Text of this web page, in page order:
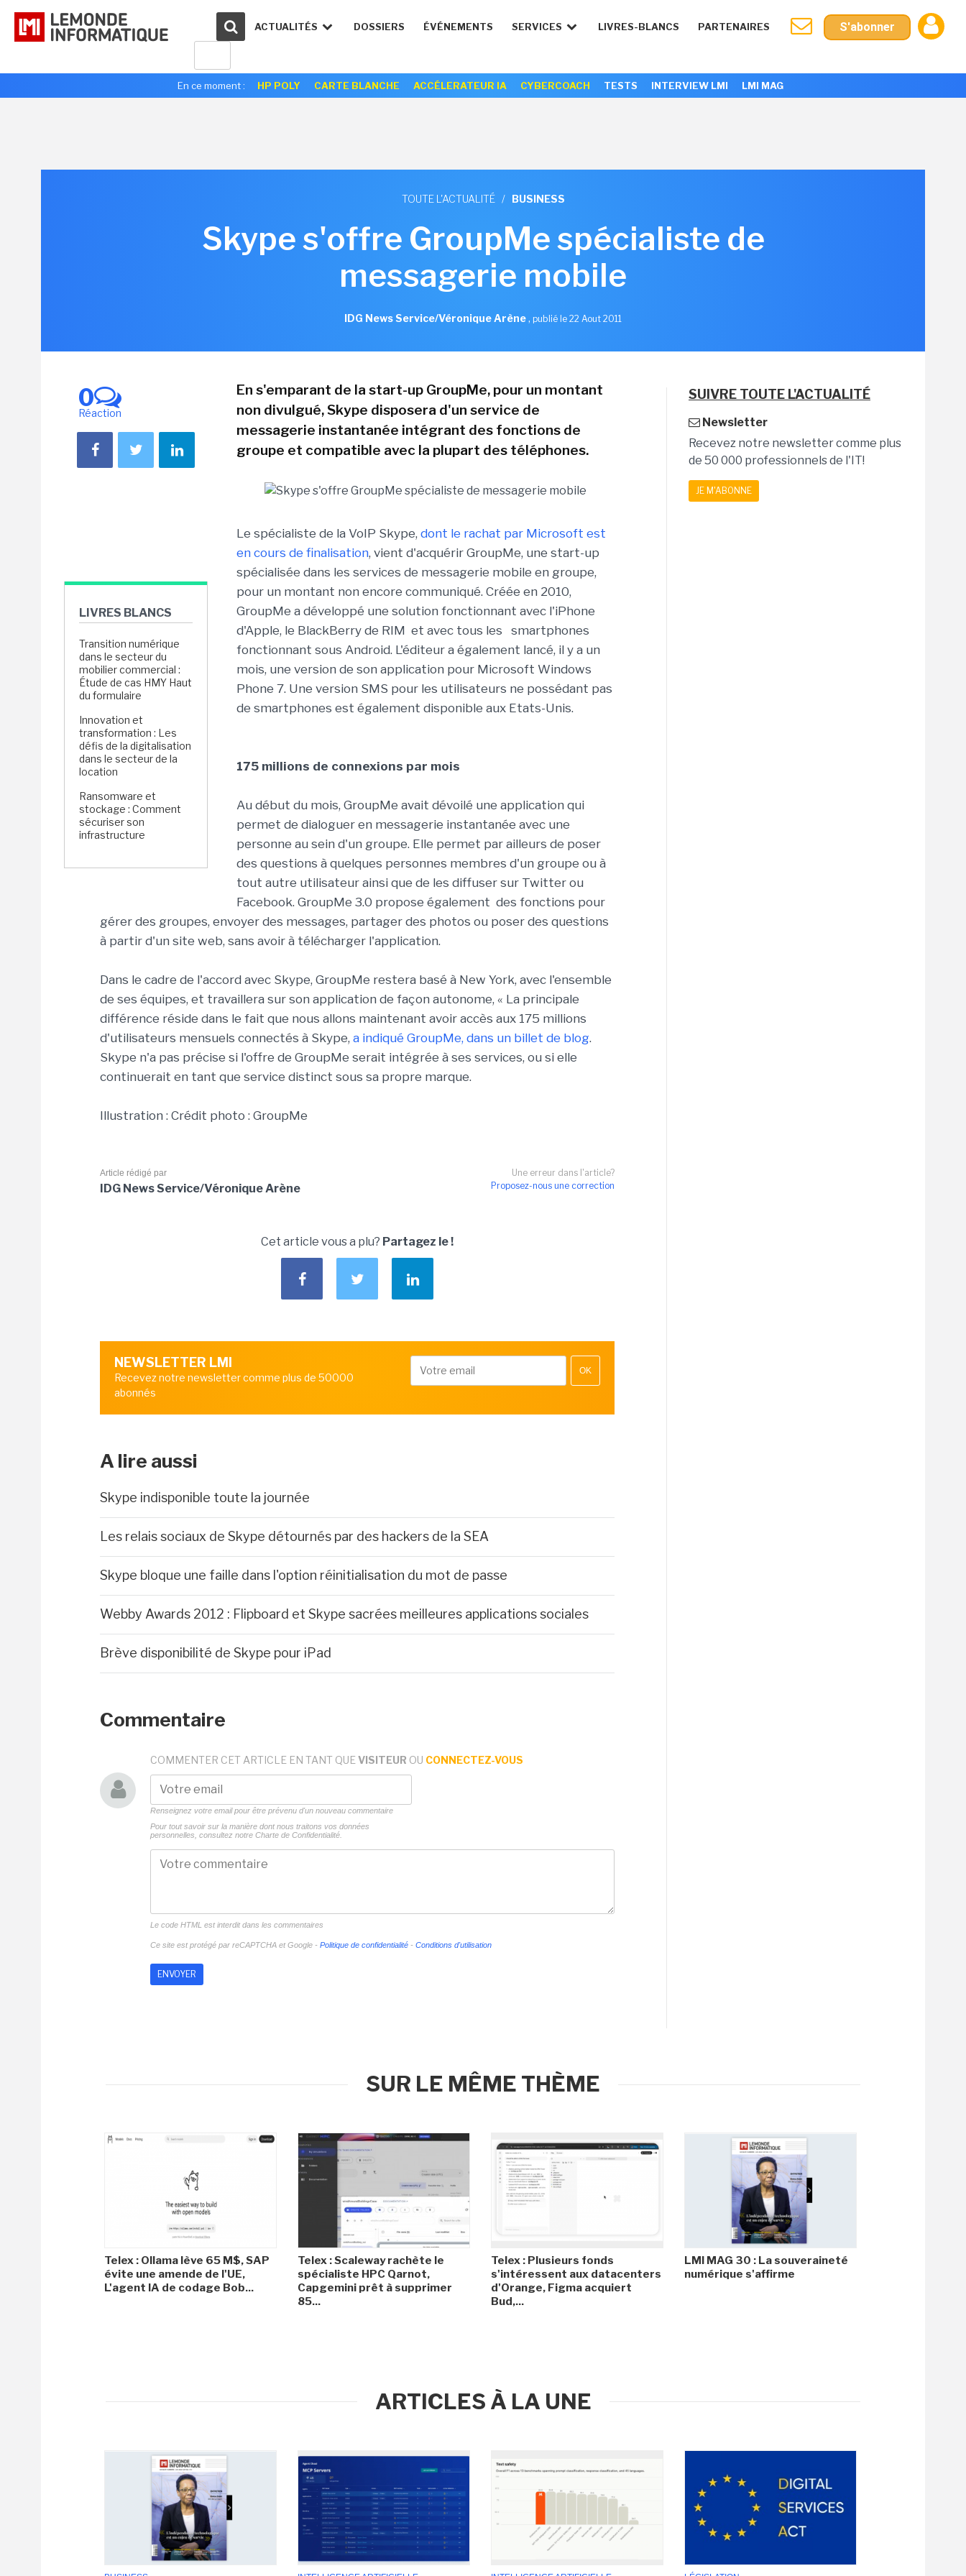
ACTUALITÉS DOSSIERS ÉVÉNEMENTS SERVICES LIVRES-BLANCS PARTENAIRES S'abonner
En ce moment : HP POLY CARTE BLANCHE ACCÉLERATEUR IA CYBERCOACH TESTS INTERVIEW LMI LMI MAG
TOUTE L'ACTUALITÉ / BUSINESS
Skype s'offre GroupMe spécialiste de
messagerie mobile
IDG News Service/Véronique Arène, publié le 22 Aout 2011
0
Réaction
LIVRES BLANCS
Transition numérique
dans le secteur du
mobilier commercial :
Étude de cas HMY Haut
du formulaire
Innovation et
transformation : Les
défis de la digitalisation
dans le secteur de la
location
Ransomware et
stockage : Comment
sécuriser son
infrastructure
En s'emparant de la start-up GroupMe, pour un montant
non divulgué, Skype disposera d'un service de
messagerie instantanée intégrant des fonctions de
groupe et compatible avec la plupart des téléphones.
Le spécialiste de la VoIP Skype, dont le rachat par Microsoft est
en cours de finalisation, vient d'acquérir GroupMe, une start-up
spécialisée dans les services de messagerie mobile en groupe,
pour un montant non encore communiqué. Créée en 2010,
GroupMe a développé une solution fonctionnant avec l'iPhone
d'Apple, le BlackBerry de RIM et avec tous les smartphones
fonctionnant sous Android. L'éditeur a également lancé, il y a un
mois, une version de son application pour Microsoft Windows
Phone 7. Une version SMS pour les utilisateurs ne possédant pas
de smartphones est également disponible aux Etats-Unis.
175 millions de connexions par mois
Au début du mois, GroupMe avait dévoilé une application qui
permet de dialoguer en messagerie instantanée avec une
personne au sein d'un groupe. Elle permet par ailleurs de poser
des questions à quelques personnes membres d'un groupe ou à
tout autre utilisateur ainsi que de les diffuser sur Twitter ou
Facebook. GroupMe 3.0 propose également des fonctions pour
gérer des groupes, envoyer des messages, partager des photos ou poser des questions
à partir d'un site web, sans avoir à télécharger l'application.
Dans le cadre de l'accord avec Skype, GroupMe restera basé à New York, avec l'ensemble
de ses équipes, et travaillera sur son application de façon autonome, « La principale
différence réside dans le fait que nous allons maintenant avoir accès aux 175 millions
d'utilisateurs mensuels connectés à Skype, a indiqué GroupMe, dans un billet de blog.
Skype n'a pas précise si l'offre de GroupMe serait intégrée à ses services, ou si elle
continuerait en tant que service distinct sous sa propre marque.
Illustration : Crédit photo : GroupMe
Une erreur dans l'article?
Proposez-nous une correction
Article rédigé par
IDG News Service/Véronique Arène
Cet article vous a plu? Partagez le !
NEWSLETTER LMI
Recevez notre newsletter comme plus de 50000
abonnés
OK
A lire aussi
Skype indisponible toute la journée
Les relais sociaux de Skype détournés par des hackers de la SEA
Skype bloque une faille dans l'option réinitialisation du mot de passe
Webby Awards 2012 : Flipboard et Skype sacrées meilleures applications sociales
Brève disponibilité de Skype pour iPad
Commentaire
COMMENTER CET ARTICLE EN TANT QUE VISITEUR OU CONNECTEZ-VOUS
Renseignez votre email pour être prévenu d'un nouveau commentaire
Pour tout savoir sur la manière dont nous traitons vos données
personnelles, consultez notre Charte de Confidentialité.
Le code HTML est interdit dans les commentaires
Ce site est protégé par reCAPTCHA et Google - Politique de confidentialité - Conditions d'utilisation
SUIVRE TOUTE L'ACTUALITÉ
Newsletter
Recevez notre newsletter comme plus
de 50 000 professionnels de l'IT!
JE M'ABONNE
SUR LE MÊME THÈME
Telex : Ollama lève 65 M$, SAP
évite une amende de l'UE,
L'agent IA de codage Bob...
Telex : Scaleway rachète le
spécialiste HPC Qarnot,
Capgemini prêt à supprimer
85...
Telex : Plusieurs fonds
s'intéressent aux datacenters
d'Orange, Figma acquiert
Bud,...
LMI MAG 30 : La souveraineté
numérique s'affirme
ARTICLES À LA UNE